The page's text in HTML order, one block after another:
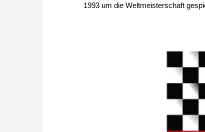
1993 um die Weltmeisterschaft